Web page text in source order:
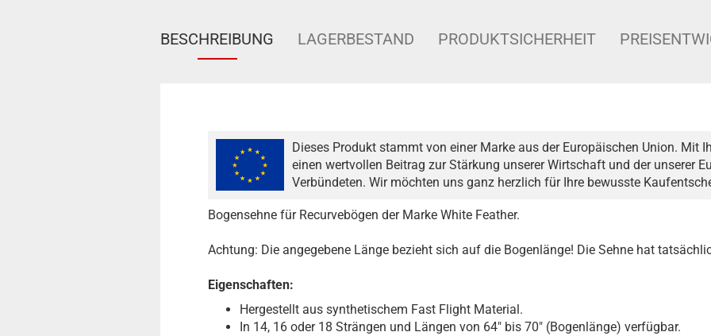
BESCHREIBUNG LAGERBESTAND PRODUKTSICHERHEIT
Dieses Produkt stammt von einer Marke aus der Europäischen Union. Mit
einen wertvollen Beitrag zur Stärkung unserer Wirtschaft und der unserer
Verbündeten. Wir möchten uns ganz herzlich für Ihre bewusste
Bogensehne für Recurvebögen der Marke White Feather.
Achtung: Die angegebene Länge bezieht sich auf die Bogenlänge! Die Sehne hat
Eigenschaften:
Hergestellt aus synthetischem Fast Flight Material.
In 14, 16 oder 18 Strängen und Längen von 64" bis 70" (Bogenlänge) verfügbar.